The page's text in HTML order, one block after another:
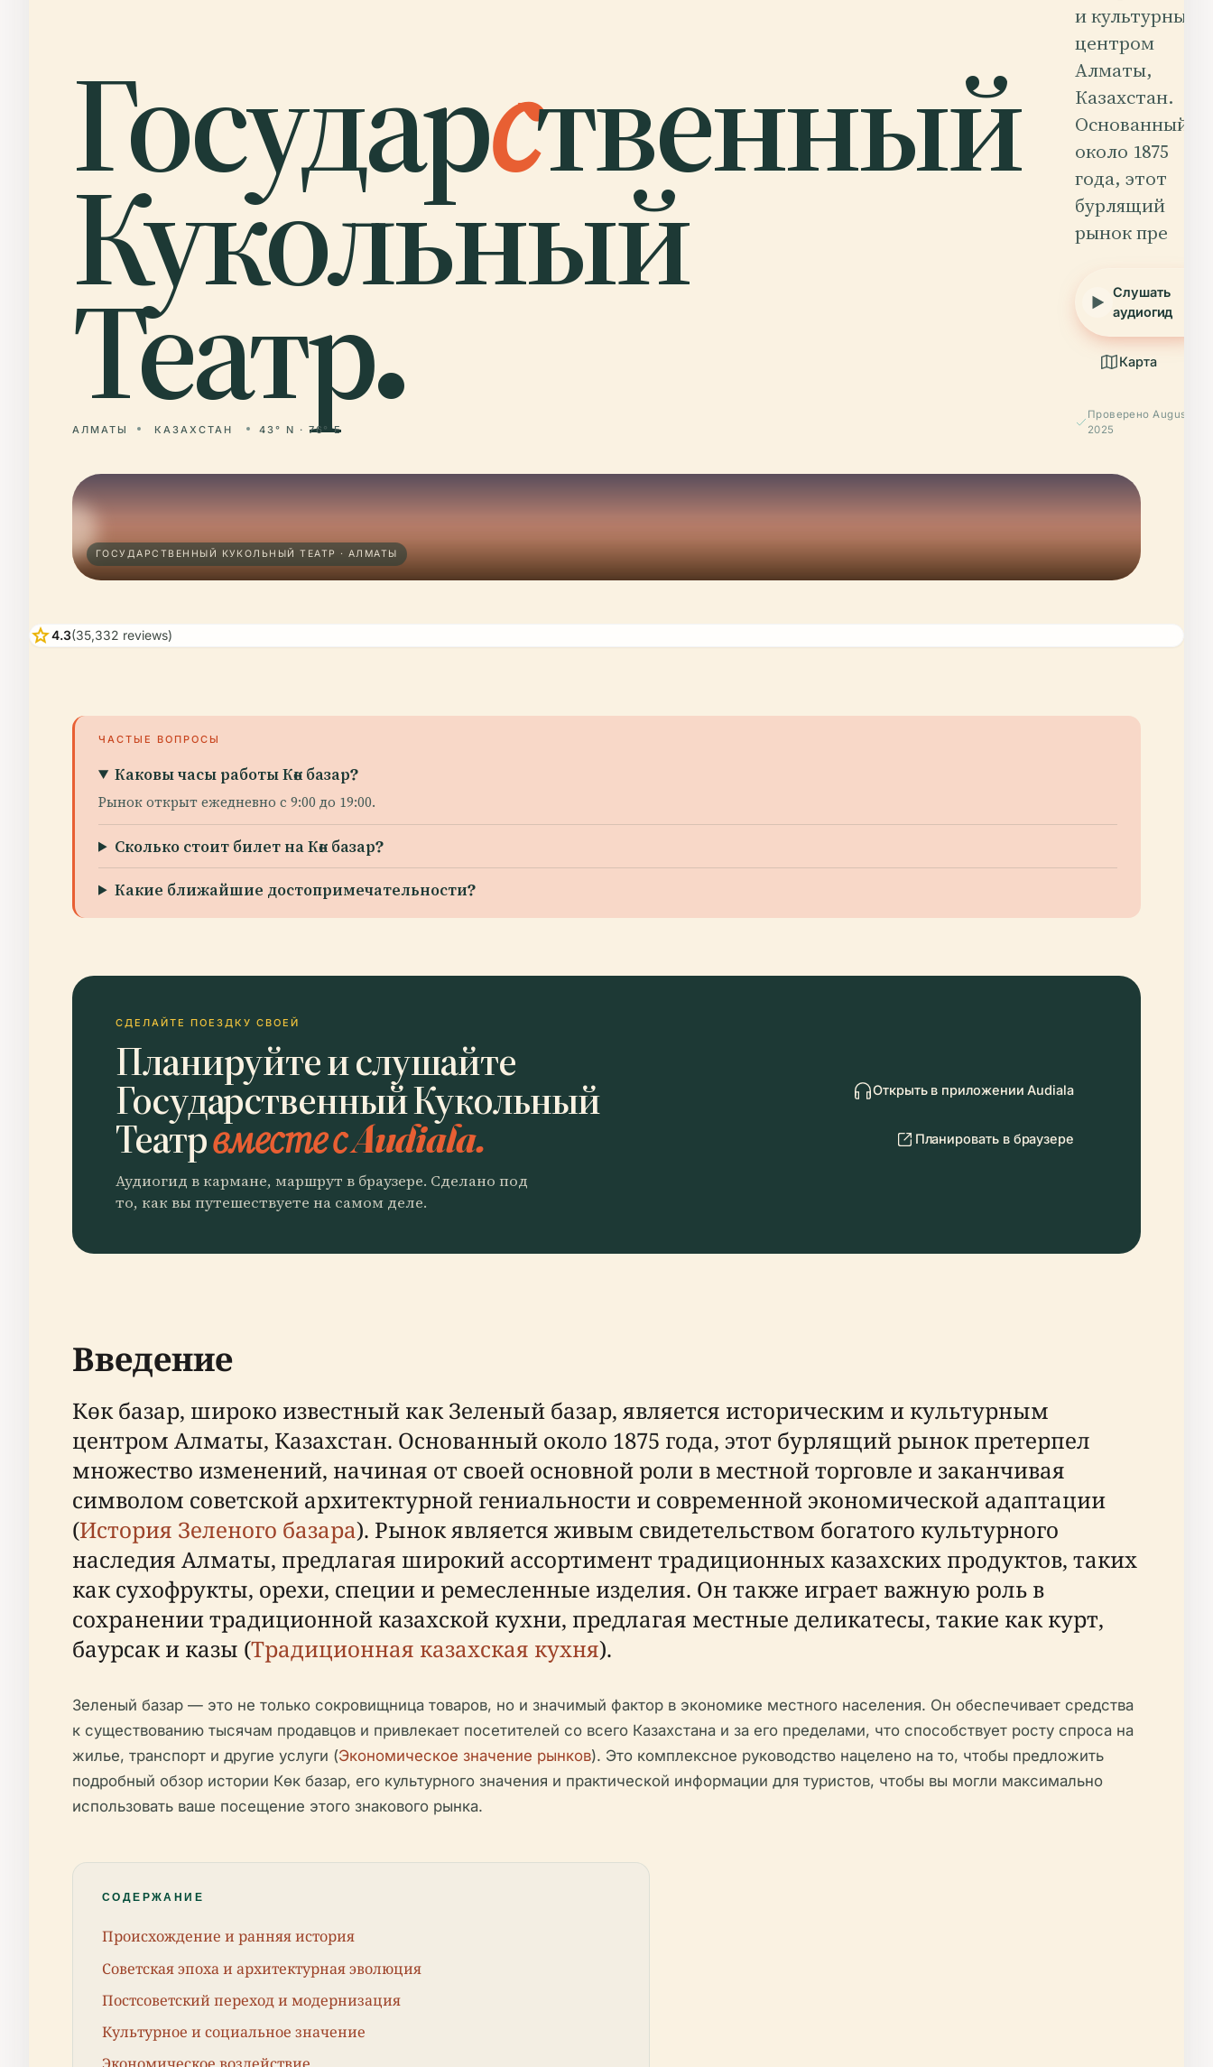
Государственный
Кукольный
Театр.
АЛМАТЫ КАЗАХСТАН 43° N · 76° E
и культурным
центром
Алматы,
Казахстан.
Основанный
около 1875
года, этот
бурлящий
рынок пре
Слушать
аудиогид
Карта
Проверено August
2025
ГОСУДАРСТВЕННЫЙ КУКОЛЬНЫЙ ТЕАТР · АЛМАТЫ
star4.3(35,332 reviews)
ЧАСТЫЕ ВОПРОСЫ
Каковы часы работы Көк базар?
Рынок открыт ежедневно с 9:00 до 19:00.
Сколько стоит билет на Көк базар?
Какие ближайшие достопримечательности?
СДЕЛАЙТЕ ПОЕЗДКУ СВОЕЙ
Планируйте и слушайте
Государственный Кукольный
Театрвместе с Audiala.
Аудиогид в кармане, маршрут в браузере. Сделано под
то, как вы путешествуете на самом деле.
Открыть в приложении Audiala
Планировать в браузере
Введение
Көк базар, широко известный как Зеленый базар, является историческим и культурным
центром Алматы, Казахстан. Основанный около 1875 года, этот бурлящий рынок претерпел
множество изменений, начиная от своей основной роли в местной торговле и заканчивая
символом советской архитектурной гениальности и современной экономической адаптации
(История Зеленого базара). Рынок является живым свидетельством богатого культурного
наследия Алматы, предлагая широкий ассортимент традиционных казахских продуктов, таких
как сухофрукты, орехи, специи и ремесленные изделия. Он также играет важную роль в
сохранении традиционной казахской кухни, предлагая местные деликатесы, такие как курт,
баурсак и казы (Традиционная казахская кухня).
Зеленый базар — это не только сокровищница товаров, но и значимый фактор в экономике местного населения. Он обеспечивает средства
к существованию тысячам продавцов и привлекает посетителей со всего Казахстана и за его пределами, что способствует росту спроса на
жилье, транспорт и другие услуги (Экономическое значение рынков). Это комплексное руководство нацелено на то, чтобы предложить
подробный обзор истории Көк базар, его культурного значения и практической информации для туристов, чтобы вы могли максимально
использовать ваше посещение этого знакового рынка.
СОДЕРЖАНИЕ
Происхождение и ранняя история
Советская эпоха и архитектурная эволюция
Постсоветский переход и модернизация
Культурное и социальное значение